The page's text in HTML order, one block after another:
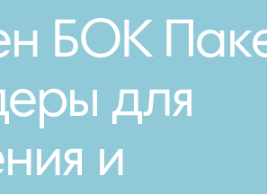
БОК
для
и